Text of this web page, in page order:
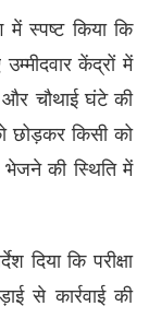
में स्पष्ट किया कि
केंद्रों में
चौथाई घंटे की
छोड़कर किसी को
की स्थिति में
दिया कि परीक्षा
से कार्रवाई की